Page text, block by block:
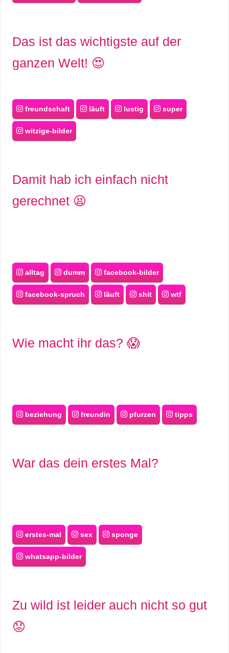
Das ist das wichtigste auf der
ganzen Welt! 😍
freundschaft läuft lustig super
witzige-bilder
Damit hab ich einfach nicht
gerechnet 😫
alltag dumm facebook-bilder
facebook-spruch läuft shit wtf
Wie macht ihr das? 😱
beziehung freundin pfurzen tipps
War das dein erstes Mal?
erstes-mal sex sponge
whatsapp-bilder
Zu wild ist leider auch nicht so gut
😟